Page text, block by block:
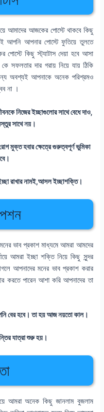
আমাদের আজকের পোস্টে থাকবে কিছু
আপনি আপনার পোস্টে ফুতিয়ে তুলতে
কিছু স্ট্যাটাস দেয়া হবে আসা
সফলতার দার গরায় নিয়ে যায় ঠিকি
অবশ্যই আপনাকে অনেক পরিশ্রমও
না ।
নিজের ইচ্ছাগুলোর সাথে বেধে দাও,
সাথে নয়।
মুক্ত হবার ক্ষেত্রে গুরুত্বপূর্ণ ভুমিকা
রাখার নামই,আসল ইচ্ছাশক্তি।
ভাব প্রকাশ মাধ্যমে আমরা আমদের
আমরা ইচ্ছা শক্তি নিয়ে কিছু সুন্দর
আপনাদের মনের ভাব প্রকাশ করার
করতে পারেন আশা করি আপনাদের তা
বের হবে। তা হয় আজ নয়তো কাল।
যাত্রা শুরু হয়।
আমরা অনেক কিছু জানলাম বুজলাম